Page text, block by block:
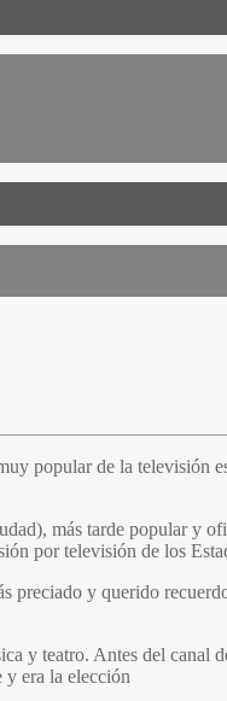
popular de la televisión
más tarde popular y
por televisión de los
y querido
y teatro. Antes del canal
era la elección